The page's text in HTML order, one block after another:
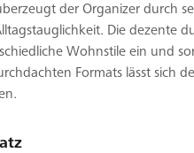
der Organizer durch
Die dezente
Wohnstile ein und
Formats lässt sich